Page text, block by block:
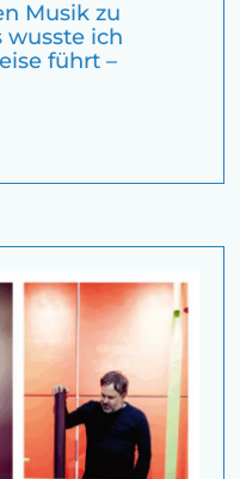
Musik zu
wusste ich
führt –